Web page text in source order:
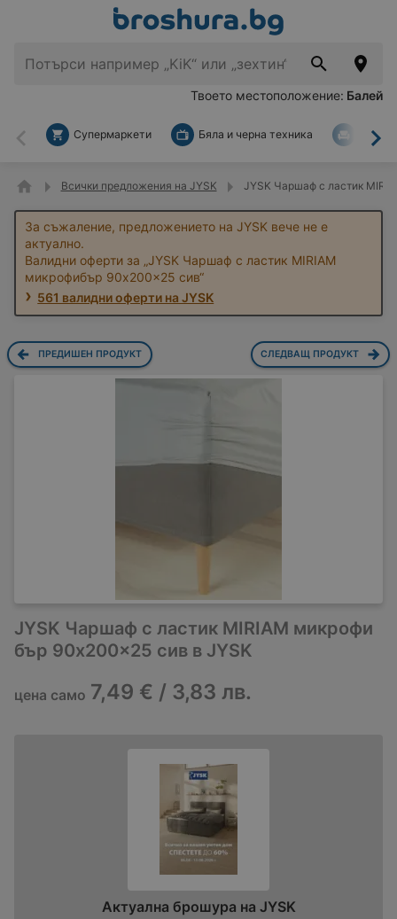
Твоето местоположение: Балей
Назад
Супермаркети Бяла и черна техника За
Всички предложения на JYSK JYSK Чаршаф с ластик
За съжаление, предложението на JYSK вече не е
актуално.
Валидни оферти за „JYSK Чаршаф с ластик MIRIAM
микрофибър 90x200x25 сив“
561 валидни оферти на JYSK
ПРЕДИШЕН ПРОДУКТ СЛЕДВАЩ ПРОДУКТ
JYSK Чаршаф с ластик MIRIAM микрофи
бър 90x200x25 сив в JYSK
цена само 7,49 € / 3,83 лв.
Актуална брошура на JYSK